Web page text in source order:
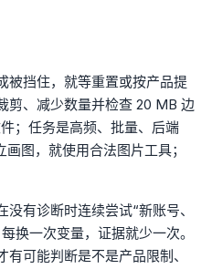
被挡住，就等重置或按产品提
剪、减少数量并检查 20 MB 边
；任务是高频、批量、后端
图，就使用合法图片工具；
有诊断时连续尝试“新账号、
换一次变量，证据就少一次。
可能判断是不是产品限制、